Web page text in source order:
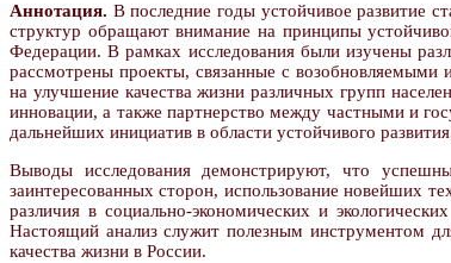
Аннотация. В последние годы устойчивое развитие
структур обращают внимание на принципы
Федерации. В рамках исследования были изучены
рассмотрены проекты, связанные с возобновляемыми
на улучшение качества жизни различных групп
инновации, а также партнерство между частными и
дальнейших инициатив в области устойчивого
Выводы исследования демонстрируют, что
заинтересованных сторон, использование новейших
различия в социально-экономических и
Настоящий анализ служит полезным инструментом
качества жизни в России.